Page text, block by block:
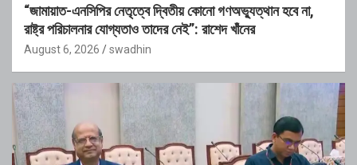
“জামায়াত-এনসিপির নেতৃত্বে দ্বিতীয় কোনো গণঅভ্যুত্থান হবে না,
রাষ্ট্র পরিচালনার যোগ্যতাও তাদের নেই”: রাশেদ খাঁনের
August 6, 2026 swadhin